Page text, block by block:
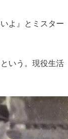
よ』とミスター
いう。現役生活